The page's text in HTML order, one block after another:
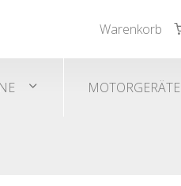
Warenkorb
MOTORGERÄTE